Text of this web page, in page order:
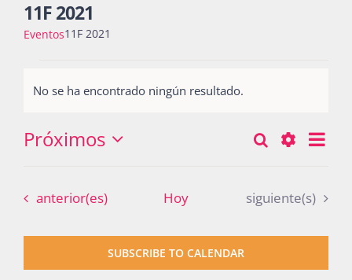
Recursos
11F 2021
Eventos11F 2021
No se ha encontrado ningún resultado.
Búsqueda
navegació
de
vistas
Buscar Lista
Próximos
Eventos
anterior(es) Hoy Eventos
siguiente(s)
SUBSCRIBE TO CALENDAR